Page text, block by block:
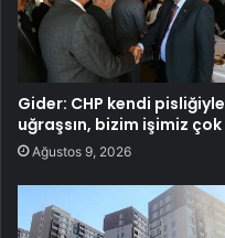
Gider: CHP kendi pisliğiyle
uğraşsın, bizim işimiz çok
Ağustos 9, 2026